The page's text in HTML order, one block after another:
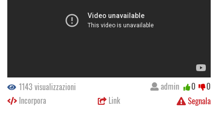
1143 visualizzazioni
Incorpora
Link Segnala
admin 0 0